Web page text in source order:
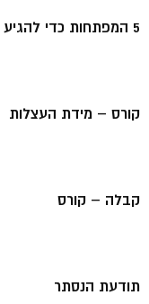
5 המפתחות כדי להגיע לשלמות
קורס – מידת העצלות
קבלה – קורס
תודעת הנסתר